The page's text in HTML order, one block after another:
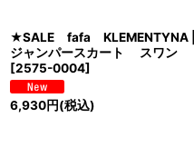
★SALE fafa KLEMENTYNA |
ジャンパースカート スワン
[2575-0004]
6,930円(税込)